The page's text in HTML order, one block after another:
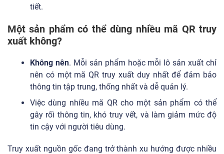
tiết.
Một sản phẩm có thể dùng nhiều mã QR truy
xuất không?
Không nên. Mỗi sản phẩm hoặc mỗi lô sản xuất chỉ
nên có một mã QR truy xuất duy nhất để đảm bảo
thông tin tập trung, thống nhất và dễ quản lý.
Việc dùng nhiều mã QR cho một sản phẩm có thể
gây rối thông tin, khó truy vết, và làm giảm mức độ
tin cậy với người tiêu dùng.
Truy xuất nguồn gốc đang trở thành xu hướng được nhiều